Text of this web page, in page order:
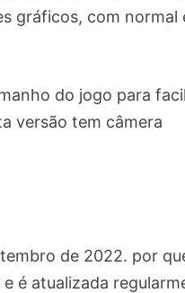
gráficos, com normal
do jogo para
versão tem câmera
de 2022. por
é atualizada